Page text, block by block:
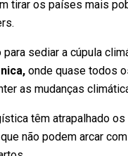
tirar os países mais
sediar a cúpula
onde quase todos
as mudanças
têm atrapalhado
não podem arcar